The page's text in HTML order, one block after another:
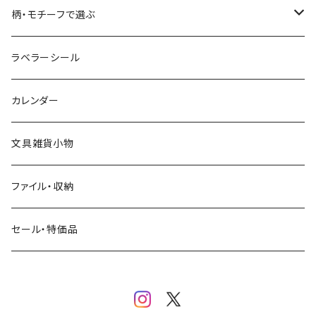
ミモザ
お花・フラワー・グリーン・植物
星燈社
ミナペルホネン
BGM
eric
SAIEN
田村美紀
パピアプラッツ（作家もの）
ヨハク
ネクタイ
Hutte paper works
ヨハク
eric
浅野みどり
西淑
柄・モチーフで選ぶ
フルーツ
食べ物・フード・スイーツ
パン・ブレッド
カフェ
コーヒー・飲み物・クリームソーダ
ラベラーシール
カレンダー
文具雑貨小物
ファイル・収納
セール・特価品